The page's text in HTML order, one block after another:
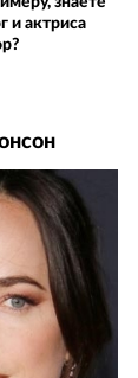
и актриса